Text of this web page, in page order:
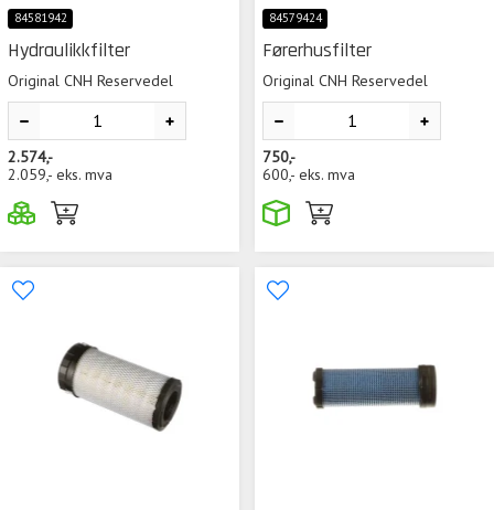
84581942
Hydraulikkfilter
Original CNH Reservedel
2.574,-
2.059,- eks. mva
84579424
Førerhusfilter
Original CNH Reservedel
750,-
600,- eks. mva